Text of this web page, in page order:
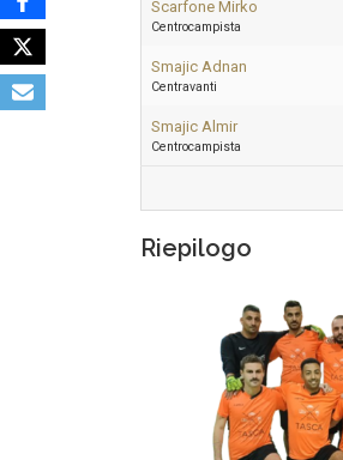
Scarfone Mirko
Centrocampista
Smajic Adnan
Centravanti
Smajic Almir
Centrocampista
Riepilogo